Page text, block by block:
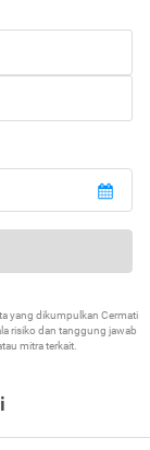
yang dikumpulkan Cermati
risiko dan tanggung jawab
mitra terkait.